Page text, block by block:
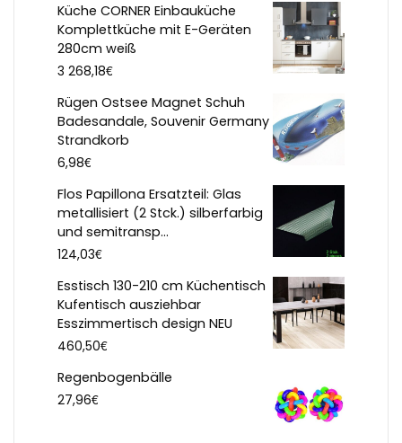
Küche CORNER Einbauküche
Komplettküche mit E-Geräten
280cm weiß
3 268,18€
Rügen Ostsee Magnet Schuh
Badesandale, Souvenir Germany
Strandkorb
6,98€
Flos Papillona Ersatzteil: Glas
metallisiert (2 Stck.) silberfarbig
und semitransp...
124,03€
Esstisch 130-210 cm Küchentisch
Kufentisch ausziehbar
Esszimmertisch design NEU
460,50€
Regenbogenbälle
27,96€